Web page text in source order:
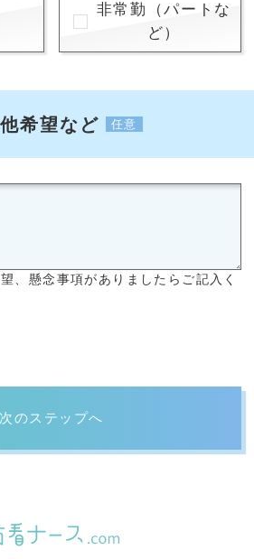
非常勤（パートな
ど）
希望など 任意
、懸念事項がありましたらご記入く
次のステップへ